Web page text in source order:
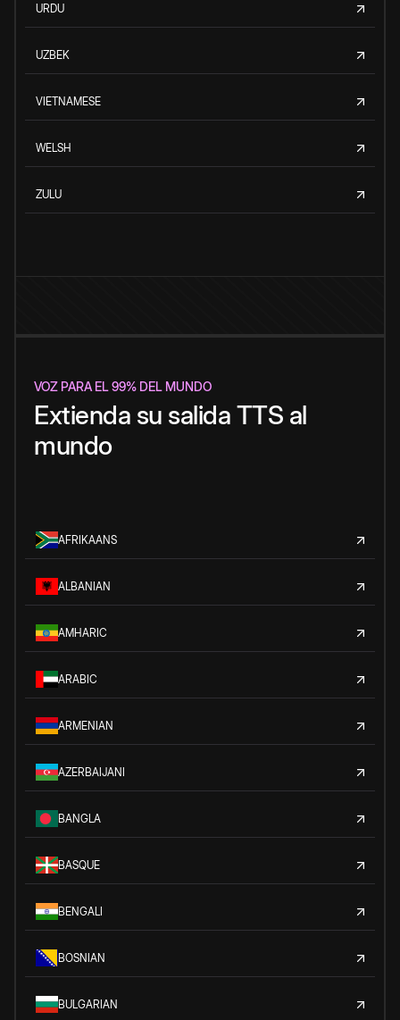
URDU
UZBEK
VIETNAMESE
WELSH
ZULU
VOZ PARA EL 99% DEL MUNDO
Extienda su salida TTS al
mundo
AFRIKAANS
ALBANIAN
AMHARIC
ARABIC
ARMENIAN
AZERBAIJANI
BANGLA
BASQUE
BENGALI
BOSNIAN
BULGARIAN